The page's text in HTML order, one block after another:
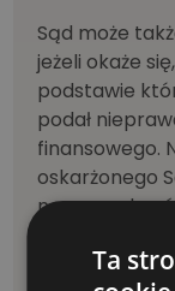
Sąd może
jeżeli okaże
podstawie
podał
finansowego.
oskarżonego
nowego
Stan prawny:
Ta